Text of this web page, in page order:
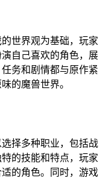
世界观为基础，玩家
自己喜欢的角色，展
务和剧情都与原作紧
的魔兽世界。
择多种职业，包括战
的技能和特点，玩家
的角色。同时，游戏